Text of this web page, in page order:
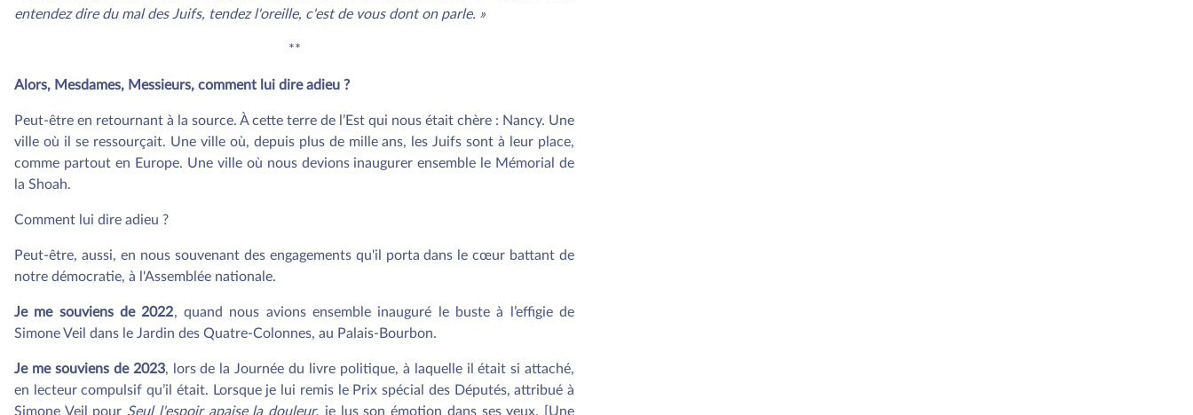
entendez dire du mal des Juifs, tendez l'oreille, c'est de vous dont on parle. »
**
Alors, Mesdames, Messieurs, comment lui dire adieu ?
Peut-être en retournant à la source. À cette terre de l’Est qui nous était chère : Nancy. Une
ville où il se ressourçait. Une ville où, depuis plus de mille ans, les Juifs sont à leur place,
comme partout en Europe. Une ville où nous devions inaugurer ensemble le Mémorial de
la Shoah.
Comment lui dire adieu ?
Peut-être, aussi, en nous souvenant des engagements qu'il porta dans le cœur battant de
notre démocratie, à l'Assemblée nationale.
Je me souviens de 2022, quand nous avions ensemble inauguré le buste à l’effigie de
Simone Veil dans le Jardin des Quatre-Colonnes, au Palais-Bourbon.
Je me souviens de 2023, lors de la Journée du livre politique, à laquelle il était si attaché,
en lecteur compulsif qu’il était. Lorsque je lui remis le Prix spécial des Députés, attribué à
Simone Veil pour Seul l'espoir apaise la douleur, je lus son émotion dans ses yeux. [Une